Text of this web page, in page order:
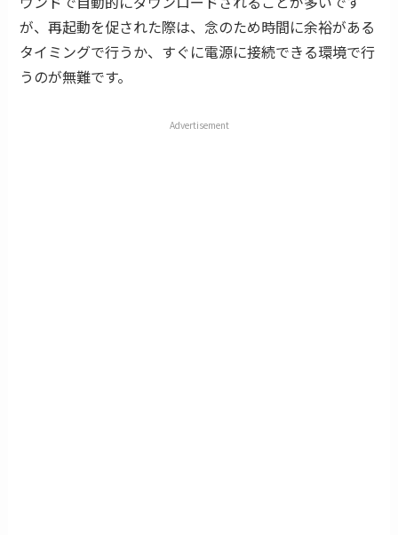
が、再起動を促された際は、念のため時間に余裕がある
タイミングで行うか、すぐに電源に接続できる環境で行
うのが無難です。
Advertisement